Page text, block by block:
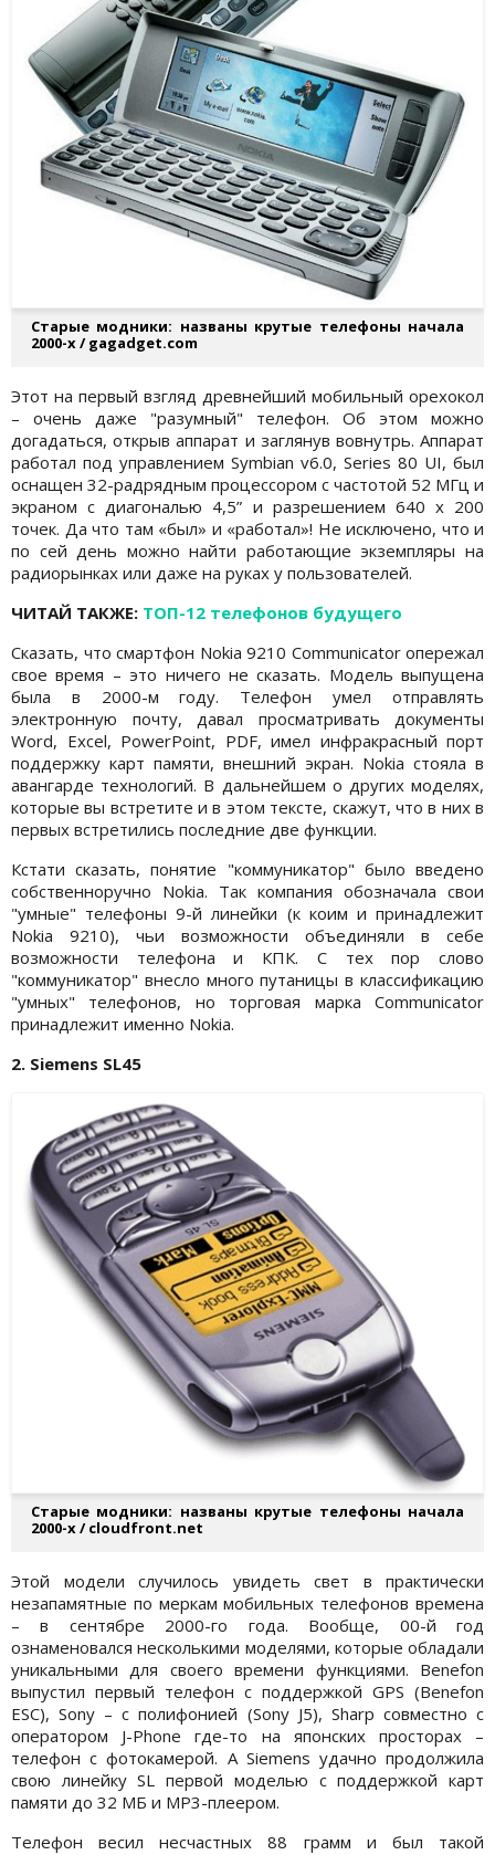
Старые модники: названы крутые телефоны начала
2000-х / gagadget.com
Этот на первый взгляд древнейший мобильный орехокол
– очень даже "разумный" телефон. Об этом можно
догадаться, открыв аппарат и заглянув вовнутрь. Аппарат
работал под управлением Symbian v6.0, Series 80 UI, был
оснащен 32-радрядным процессором с частотой 52 МГц и
экраном с диагональю 4,5” и разрешением 640 x 200
точек. Да что там «был» и «работал»! Не исключено, что и
по сей день можно найти работающие экземпляры на
радиорынках или даже на руках у пользователей.
ЧИТАЙ ТАКЖЕ: ТОП-12 телефонов будущего
Сказать, что смартфон Nokia 9210 Communicator опережал
свое время – это ничего не сказать. Модель выпущена
была в 2000-м году. Телефон умел отправлять
электронную почту, давал просматривать документы
Word, Excel, PowerPoint, PDF, имел инфракрасный порт
поддержку карт памяти, внешний экран. Nokia стояла в
авангарде технологий. В дальнейшем о других моделях,
которые вы встретите и в этом тексте, скажут, что в них в
первых встретились последние две функции.
Кстати сказать, понятие "коммуникатор" было введено
собственноручно Nokia. Так компания обозначала свои
"умные" телефоны 9-й линейки (к коим и принадлежит
Nokia 9210), чьи возможности объединяли в себе
возможности телефона и КПК. С тех пор слово
"коммуникатор" внесло много путаницы в классификацию
"умных" телефонов, но торговая марка Communicator
принадлежит именно Nokia.
2. Siemens SL45
Старые модники: названы крутые телефоны начала
2000-х / cloudfront.net
Этой модели случилось увидеть свет в практически
незапамятные по меркам мобильных телефонов времена
– в сентябре 2000-го года. Вообще, 00-й год
ознаменовался несколькими моделями, которые обладали
уникальными для своего времени функциями. Benefon
выпустил первый телефон с поддержкой GPS (Benefon
ESC), Sony – с полифонией (Sony J5), Sharp совместно с
оператором J-Phone где-то на японских просторах –
телефон с фотокамерой. А Siemens удачно продолжила
свою линейку SL первой моделью с поддержкой карт
памяти до 32 МБ и MP3-плеером.
Телефон весил несчастных 88 грамм и был такой